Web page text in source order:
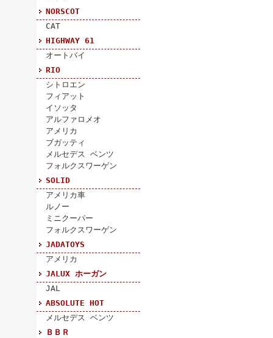
NORSCOT
CAT
HIGHWAY 61
オートバイ
RIO
シトロエン
フィアット
イソッタ
アルファロメオ
アメリカ
ブガッティ
メルセデス ベンツ
フォルクスワーゲン
SOLID
アメリカ車
ルノー
ミニクーパー
フォルクスワーゲン
JADATOYS
アメリカ
JALUX ホーガン
JAL
ABSOLUTE HOT
メルセデス ベンツ
ＢＢＲ